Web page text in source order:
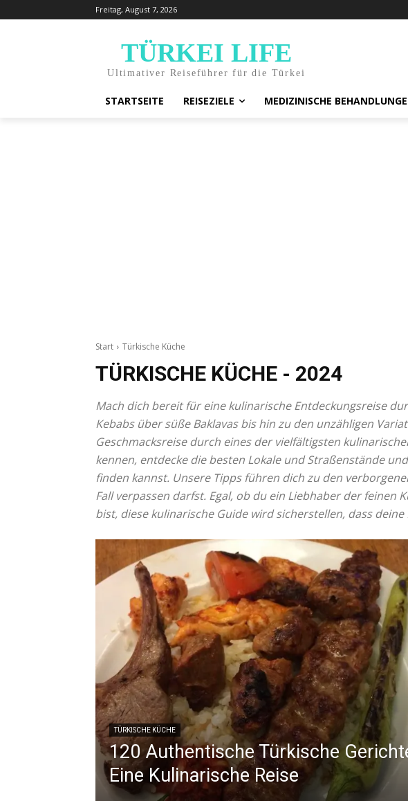
Freitag, August 7, 2026
TÜRKEI LIFE
Ultimativer Reiseführer für die Türkei
STARTSEITE REISEZIELE MEDIZINISCHE
Start Türkische Küche
TÜRKISCHE KÜCHE - 2024
Mach dich bereit für eine kulinarische Entdeckungsreise
Kebabs über süße Baklavas bis hin zu den unzähligen
Geschmacksreise durch eines der vielfältigsten
kennen, entdecke die besten Lokale und Straßenstände
finden kannst. Unsere Tipps führen dich zu den
Fall verpassen darfst. Egal, ob du ein Liebhaber der feinen
bist, diese kulinarische Guide wird sicherstellen, dass
TÜRKISCHE KÜCHE
120 Authentische Türkische
Eine Kulinarische Reise